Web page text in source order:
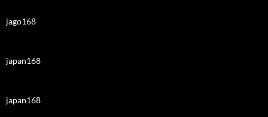
jago168
japan168
japan168